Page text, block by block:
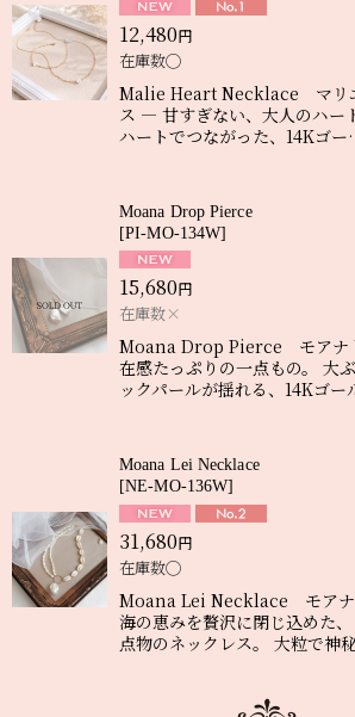
12,480円
在庫数◯
Malie Heart Necklace マリ
ス ― 甘すぎない、大人のハー
ハートでつながった、14Kゴ
Moana Drop Pierce
[PI-MO-134W]
15,680円
在庫数×
Moana Drop Pierce モアナ
在感たっぷりの一点もの。 大
ックパールが揺れる、14Kゴ
Moana Lei Necklace
[NE-MO-136W]
31,680円
在庫数◯
Moana Lei Necklace モアナ
海の恵みを贅沢に閉じ込めた
点物のネックレス。 大粒で神